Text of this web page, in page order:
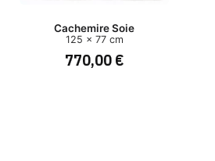
Cachemire Soie
125 x 77 cm
770,00 €